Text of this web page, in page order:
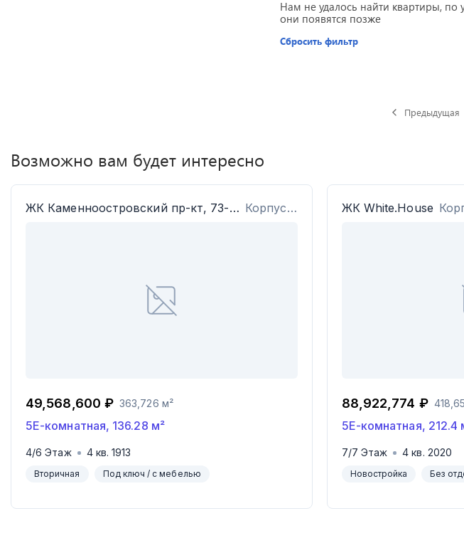
Нам не удалось найти квартиры,
они появятся позже
Сбросить фильтр
Предыдущая
Возможно вам будет интересно
ЖК Каменноостровский пр-кт, 73-75 Корпус: 1
49,568,600 ₽ 363,726 м²
5Е-комнатная, 136.28 м²
4/6 Этаж 4кв.1913
Вторичная Под ключ / с мебелью
ЖК White.House
88,922,774 ₽
5Е-комнатная, 212.4
7/7 Этаж 4 кв. 2020
Новостройка Без